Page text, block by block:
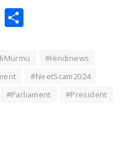
Email
#Hindinews
#NeetScam2024
#Parliament
#President